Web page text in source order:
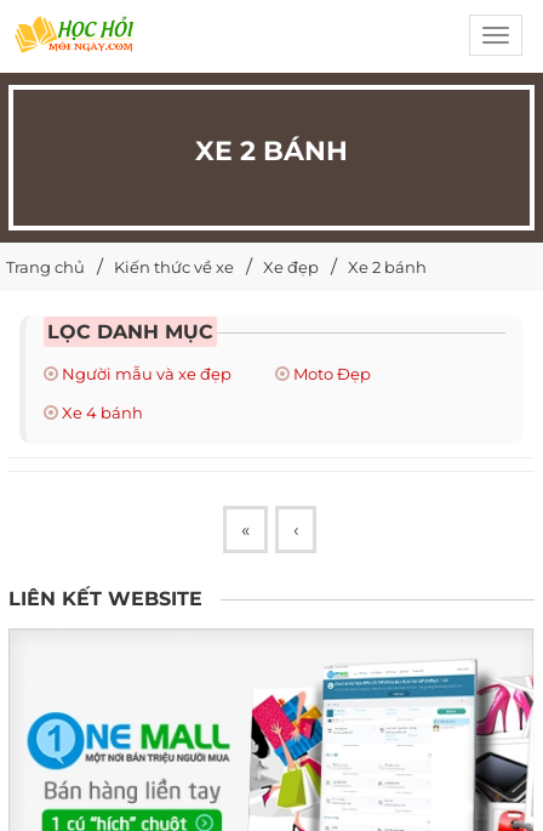
XE 2 BÁNH
Trang chủ Kiến thức về xe Xe đẹp Xe 2 bánh
LỌC DANH MỤC
Người mẫu và xe đẹp
Moto Đẹp
Xe 4 bánh
« ‹
LIÊN KẾT WEBSITE